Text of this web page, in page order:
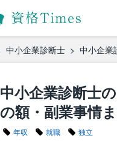
中小企業診断士 中小企業
中小企業診断士
の額・副業事情
年収 就職 独立